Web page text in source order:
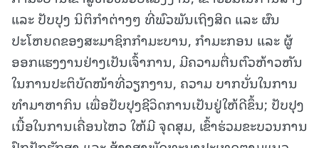
ແລະ ປັບປຸງ ນິຕິກຳຕ່າງໆ ທີ່ພົວພັນເຖິງສິດ ແລະ ຜົນ
ປະໂຫຍດຂອງສະມາຊິກກຳມະບານ, ກຳມະກອນ ແລະ ຜູ້
ອອກແຮງງານຢ່າງເປັນເຈົ້າການ, ມີຄວາມຕື່ນຕົວຫ້າວຫັນ
ໃນການປະຕິບັດໜ້າທີ່ວຽກງານ, ຄວາມ ບາກບັ່ນໃນການ
ທຳມາຫາກິນ ເພື່ອປັບປຸງຊີວິດການເປັນຢູ່ໃຫ້ດີຂຶ້ນ; ປັບປຸງ
ເນື້ອໃນການເຄື່ອນໄຫວ ໃຫ້ມີ ຈຸດສຸມ, ເຂົ້າຮ່ວມຂະບວນການ